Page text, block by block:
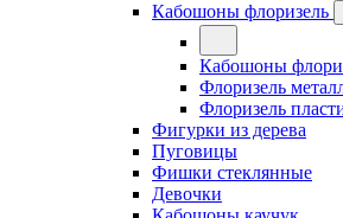
Кабошоны флоризель
Кабошоны
Флоризель
Флоризель
Фигурки из дерева
Пуговицы
Фишки стеклянные
Девочки